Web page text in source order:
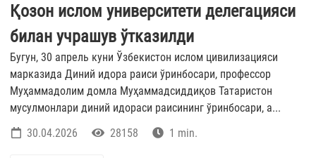
Қозон ислом университети делегацияси
билан учрашув ўтказилди
Бугун, 30 апрель куни Ўзбекистон ислом цивилизацияси
марказида Диний идора раиси ўринбосари, профессор
Муҳаммадолим домла Муҳаммадсиддиқов Татаристон
мусулмонлари диний идораси раисининг ўринбосари, а...
30.04.2026
28158 1 min.